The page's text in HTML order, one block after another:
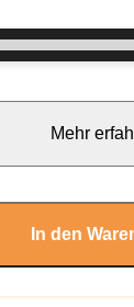
Mehr
In den